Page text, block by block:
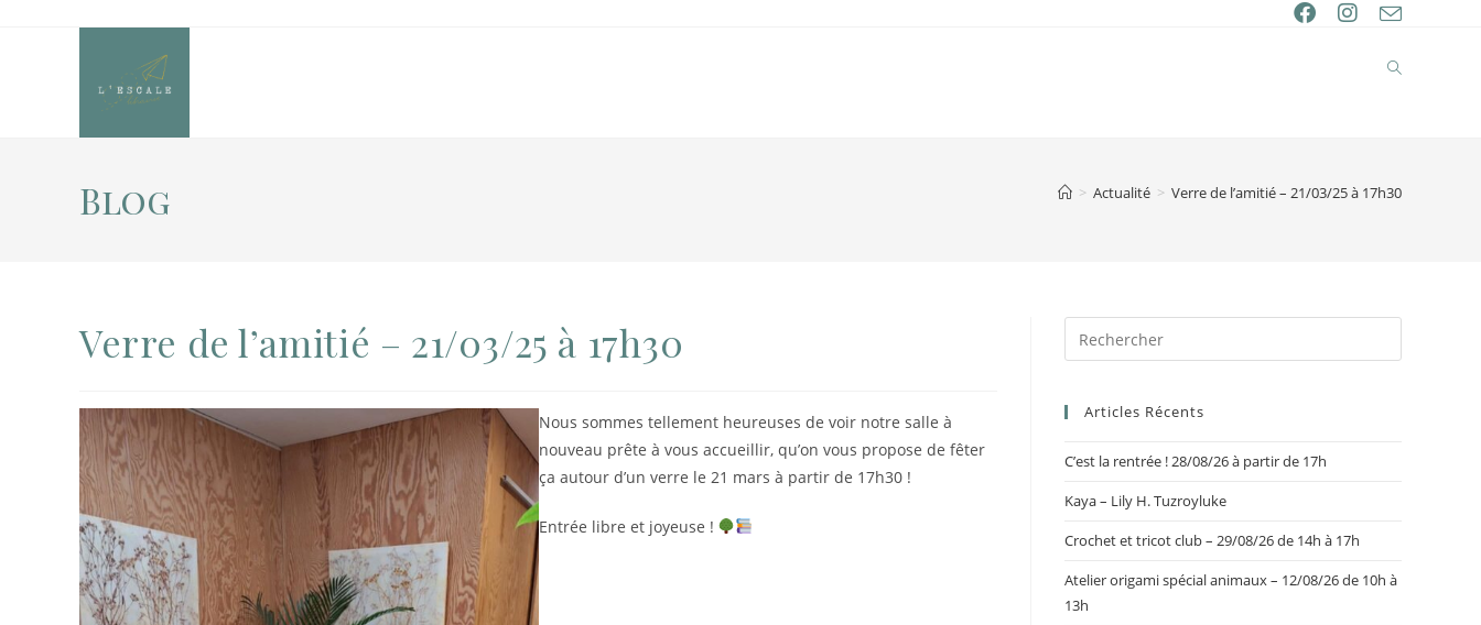
Blog > Actualité > Verre de l’amitié – 21/03/25 à 17h30
Verre de l’amitié – 21/03/25 à 17h30
Nous sommes tellement heureuses de voir notre salle à
nouveau prête à vous accueillir, qu’on vous propose de fêter
ça autour d’un verre le 21 mars à partir de 17h30 !
Entrée libre et joyeuse !
Articles Récents
C’est la rentrée ! 28/08/26 à partir de 17h
Kaya – Lily H. Tuzroyluke
Crochet et tricot club – 29/08/26 de 14h à 17h
Atelier origami spécial animaux – 12/08/26 de 10h à
13h